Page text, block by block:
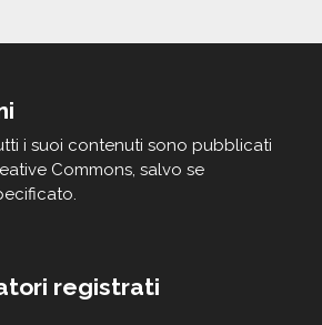
i suoi contenuti sono pubblicati
Commons, salvo se
registrati